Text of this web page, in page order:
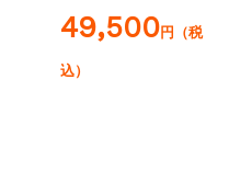
49,500円（税
込）